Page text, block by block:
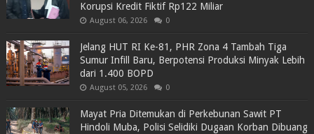
Korupsi Kredit Fiktif Rp122 Miliar
August 06, 2026 0
Jelang HUT RI Ke-81, PHR Zona 4 Tambah Tiga
Sumur Infill Baru, Berpotensi Produksi Minyak Lebih
dari 1.400 BOPD
August 05, 2026 0
Mayat Pria Ditemukan di Perkebunan Sawit PT
Hindoli Muba, Polisi Selidiki Dugaan Korban Dibuang